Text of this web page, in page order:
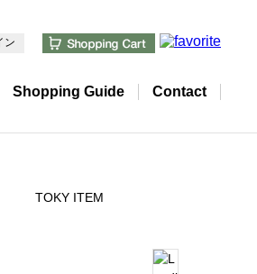
ン
Shopping Guide Contact
TOKY ITEM